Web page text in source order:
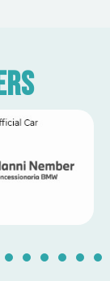
10 11 12 13 14